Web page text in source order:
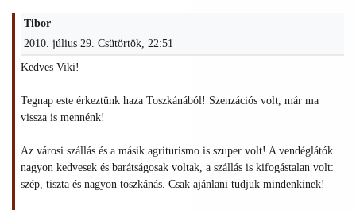
Tibor
2010. július 29. Csütörtök, 22:51
Kedves Viki!
Tegnap este érkeztünk haza Toszkánából! Szenzációs volt, már ma
vissza is mennénk!
Az városi szállás és a másik agriturismo is szuper volt! A vendéglátók
nagyon kedvesek és barátságosak voltak, a szállás is kifogástalan volt:
szép, tiszta és nagyon toszkánás. Csak ajánlani tudjuk mindenkinek!